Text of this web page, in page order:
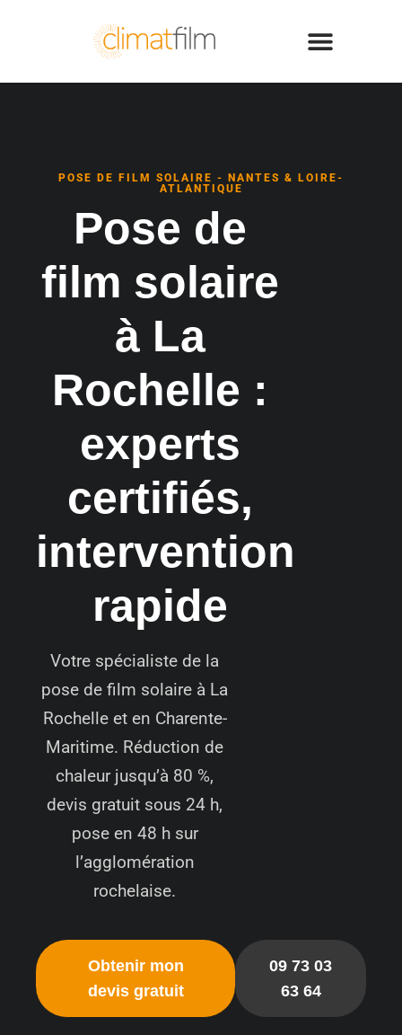
POSE DE FILM SOLAIRE - NANTES & LOIRE-
ATLANTIQUE
Pose de
film solaire
à La
Rochelle :
experts
certifiés,
intervention
rapide
Votre spécialiste de la
pose de film solaire à La
Rochelle et en Charente-
Maritime. Réduction de
chaleur jusqu’à 80 %,
devis gratuit sous 24 h,
pose en 48 h sur
l’agglomération
rochelaise.
Obtenir mon
devis gratuit
09 73 03
63 64